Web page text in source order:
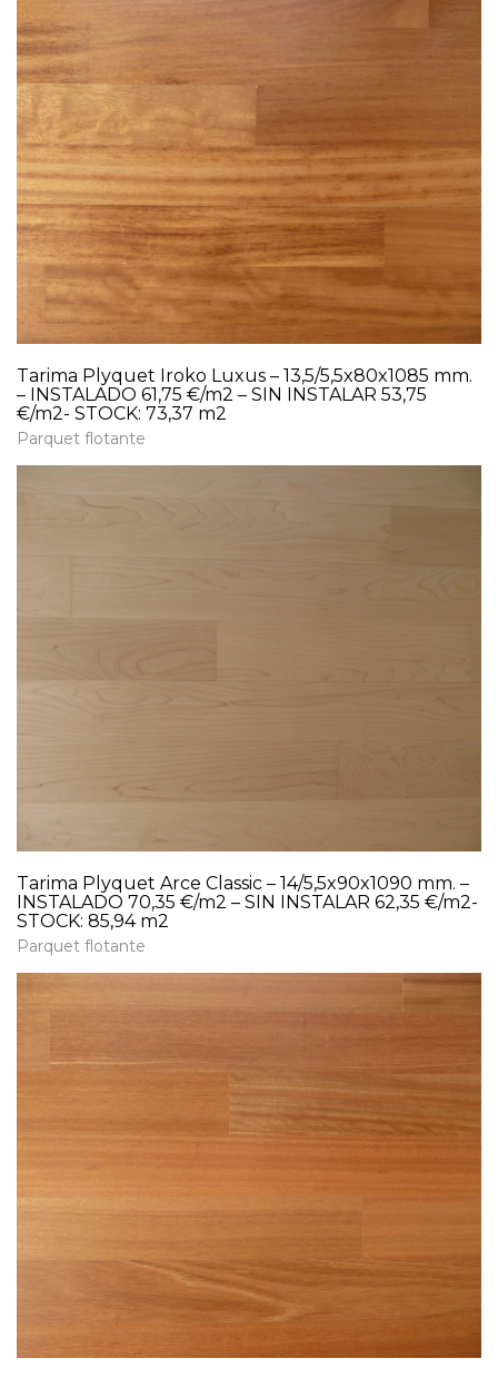
Tarima Plyquet Iroko Luxus – 13,5/5,5x80x1085 mm.
– INSTALADO 61,75 €/m2 – SIN INSTALAR 53,75
€/m2- STOCK: 73,37 m2
Parquet flotante
Tarima Plyquet Arce Classic – 14/5,5x90x1090 mm. –
INSTALADO 70,35 €/m2 – SIN INSTALAR 62,35 €/m2-
STOCK: 85,94 m2
Parquet flotante